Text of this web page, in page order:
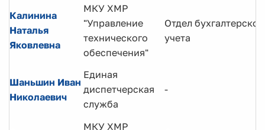
Калинина
Наталья
Яковлевна
МКУ ХМР
"Управление
технического
обеспечения"
Отдел
учета
Шаньшин Иван
Николаевич
Единая
диспетчерская
служба
-
МКУ ХМР